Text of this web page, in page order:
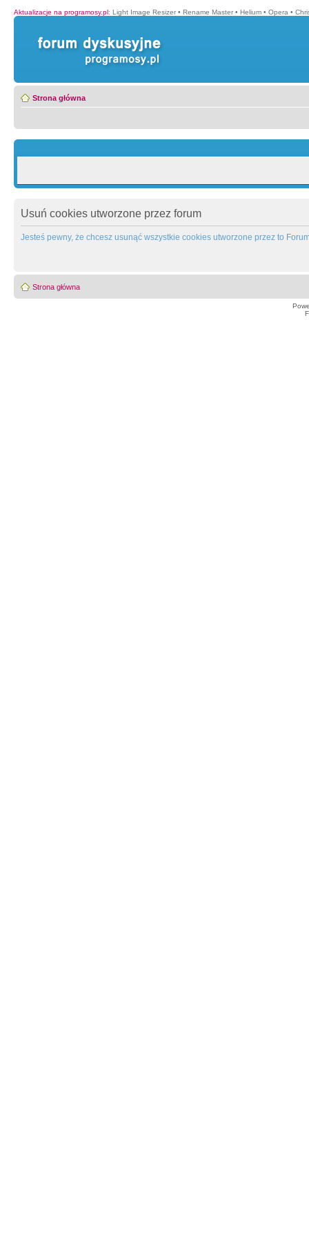
Aktualizacje na programosy.pl: Light Image Resizer • Rename Master • Helium • Opera •
Strona główna
Usuń cookies utworzone przez forum
Jesteś pewny, że chcesz usunąć wszystkie cookies utworzone przez to
Strona główna